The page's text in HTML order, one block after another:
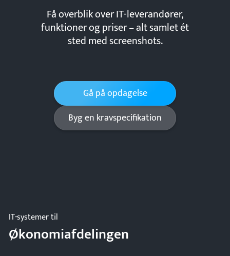
Få overblik over IT-leverandører,
funktioner og priser – alt samlet ét
sted med screenshots.
Gå på opdagelse
Byg en kravspecifikation
IT-systemer til
Økonomiafdelingen